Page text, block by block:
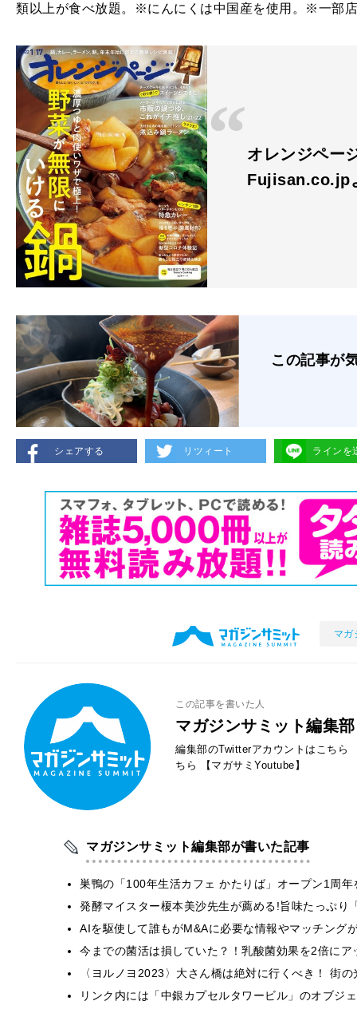
類以上が食べ放題。※にんにくは中国産を使用。※一部
オレンジペー
Fujisan.co.jp
この記事が
シェアする リツィート ラインを
マガ
この記事を書いた人
マガジンサミット編集部
編集部のTwitterアカウントはこちら
ちら
【マガサミYoutube】
マガジンサミット編集部が書いた記事
巣鴨の「100年生活カフェ かたりば」オープン1周
発酵マイスター榎本美沙先生が薦める!旨味たっぷり
AIを駆使して誰もがM&Aに必要な情報やマッチング
今までの菌活は損していた？！乳酸菌効果を2倍に
〈ヨルノヨ2023〉⼤さん橋は絶対に行くべき！ 街
リンク内には「中銀カプセルタワービル」のオブジ